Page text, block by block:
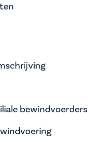
bewindvoerders